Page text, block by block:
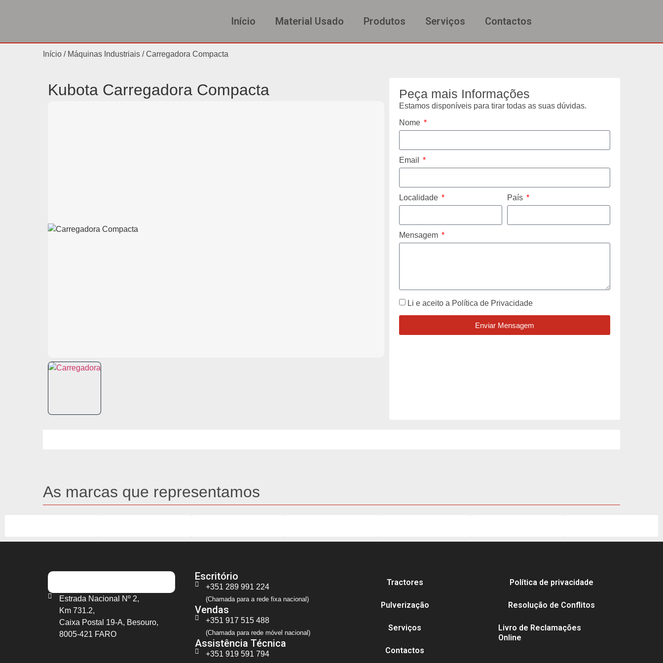
Início Material Usado Produtos Serviços Contactos
Início / Máquinas Industriais / Carregadora Compacta
Kubota Carregadora Compacta Peça mais Informações
Estamos disponíveis para tirar todas as suas dúvidas.
Nome
Email
Localidade País
Mensagem
Li e aceito a Política de Privacidade
Enviar Mensagem
As marcas que representamos
Estrada Nacional Nº 2,
Km 731.2,
Caixa Postal 19-A, Besouro,
8005-421 FARO
Escritório
+351 289 991 224
(Chamada para a rede fixa nacional)
Vendas
+351 917 515 488
(Chamada para rede móvel nacional)
Assistência Técnica
+351 919 591 794
Tractores
Pulverização
Serviços
Contactos
Política de privacidade
Resolução de Conflitos
Livro de Reclamações
Online